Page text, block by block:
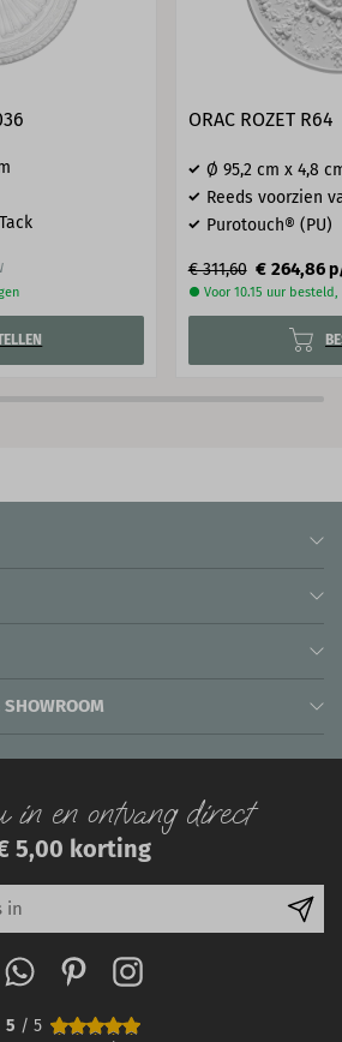
ORAC ROZET R64
Ø 95​,2 cm x 4,8
Reeds voorzien
Purotouch® (PU)
€ 311,60 € 264,86
● Voor 10.15 uur
en ontvang direct
5,00 korting
5 / 5